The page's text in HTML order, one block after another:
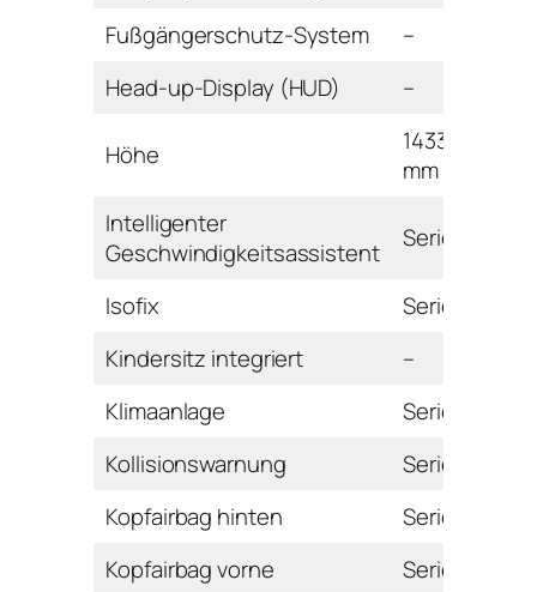
Fußgängerschutz-System
–
Head-up-Display (HUD)
–
Höhe
1433
mm
Intelligenter
Geschwindigkeitsassistent
Serie
Isofix
Serie
Kindersitz integriert
–
Klimaanlage
Serie
Kollisionswarnung
Serie
Kopfairbag hinten
Serie
Kopfairbag vorne
Serie